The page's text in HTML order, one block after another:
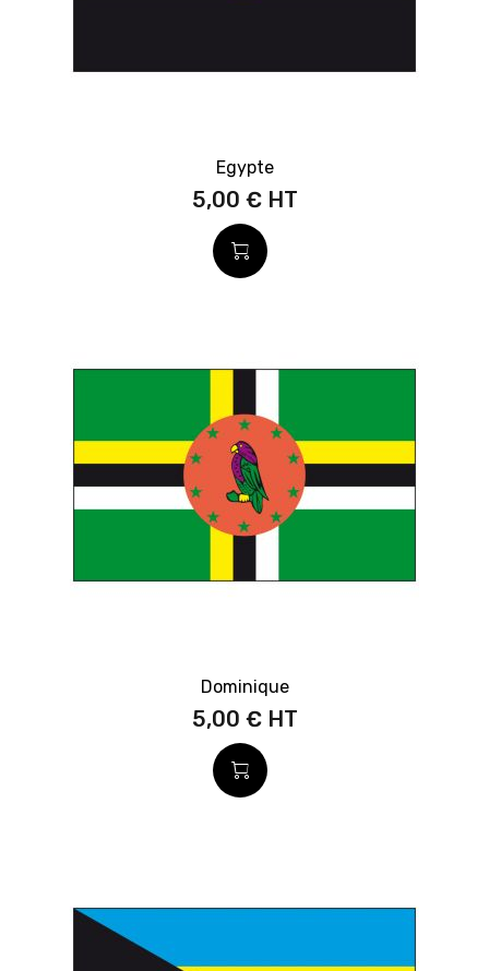
Egypte
5,00 €
Dominique
5,00 €